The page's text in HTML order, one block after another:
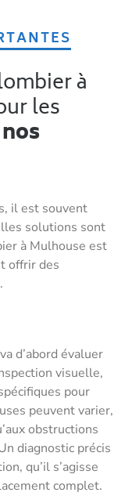
les
nos
il est souvent
solutions sont
à Mulhouse est
offrir des
d’abord évaluer
visuelle,
pour
peuvent varier,
obstructions
diagnostic précis
qu’il s’agisse
complet.